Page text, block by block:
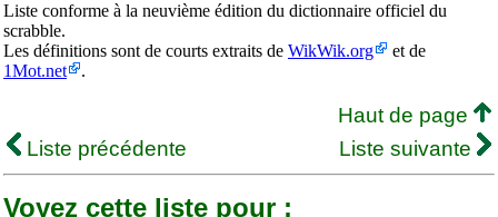
Liste conforme à la neuvième édition du dictionnaire officiel du
scrabble.
Les définitions sont de courts extraits de WikWik.org
et de
1Mot.net
.
Haut de page
Liste précédente
Liste suivante
Voyez cette liste pour :